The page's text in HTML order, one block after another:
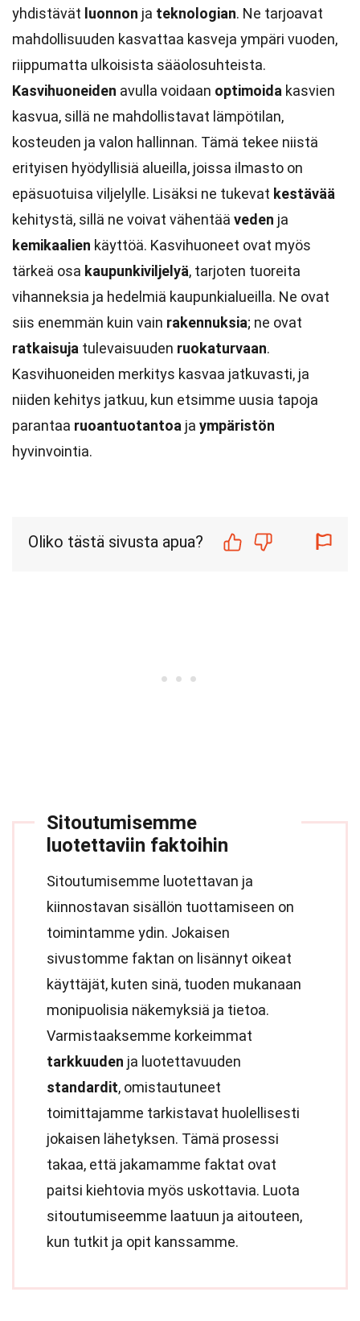
yhdistävät luonnon ja teknologian. Ne tarjoavat
mahdollisuuden kasvattaa kasveja ympäri vuoden,
riippumatta ulkoisista sääolosuhteista.
Kasvihuoneiden avulla voidaan optimoida kasvien
kasvua, sillä ne mahdollistavat lämpötilan,
kosteuden ja valon hallinnan. Tämä tekee niistä
erityisen hyödyllisiä alueilla, joissa ilmasto on
epäsuotuisa viljelylle. Lisäksi ne tukevat kestävää
kehitystä, sillä ne voivat vähentää veden ja
kemikaalien käyttöä. Kasvihuoneet ovat myös
tärkeä osa kaupunkiviljelyä, tarjoten tuoreita
vihanneksia ja hedelmiä kaupunkialueilla. Ne ovat
siis enemmän kuin vain rakennuksia; ne ovat
ratkaisuja tulevaisuuden ruokaturvaan.
Kasvihuoneiden merkitys kasvaa jatkuvasti, ja
niiden kehitys jatkuu, kun etsimme uusia tapoja
parantaa ruoantuotantoa ja ympäristön
hyvinvointia.
Oliko tästä sivusta apua?
Sitoutumisemme
luotettaviin faktoihin
Sitoutumisemme luotettavan ja
kiinnostavan sisällön tuottamiseen on
toimintamme ydin. Jokaisen
sivustomme faktan on lisännyt oikeat
käyttäjät, kuten sinä, tuoden mukanaan
monipuolisia näkemyksiä ja tietoa.
Varmistaaksemme korkeimmat
tarkkuuden ja luotettavuuden
standardit, omistautuneet
toimittajamme tarkistavat huolellisesti
jokaisen lähetyksen. Tämä prosessi
takaa, että jakamamme faktat ovat
paitsi kiehtovia myös uskottavia. Luota
sitoutumiseemme laatuun ja aitouteen,
kun tutkit ja opit kanssamme.